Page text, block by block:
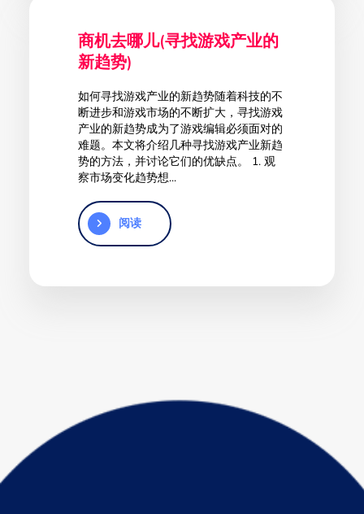
商机去哪儿(寻找游戏产业的
新趋势)
如何寻找游戏产业的新趋势随着科技的不
断进步和游戏市场的不断扩大，寻找游戏
产业的新趋势成为了游戏编辑必须面对的
难题。本文将介绍几种寻找游戏产业新趋
势的方法，并讨论它们的优缺点。 1. 观
察市场变化趋势想...
阅读